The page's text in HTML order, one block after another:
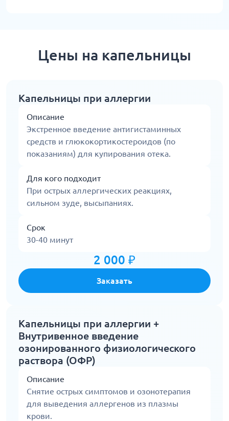
Цены на капельницы
Капельницы при аллергии
Описание
Экстренное введение антигистаминных
средств и глюкокортикостероидов (по
показаниям) для купирования отека.
Для кого подходит
При острых аллергических реакциях,
сильном зуде, высыпаниях.
Срок
30-40 минут
2 000 ₽
Заказать
Капельницы при аллергии +
Внутривенное введение
озонированного физиологического
раствора (ОФР)
Описание
Снятие острых симптомов и озонотерапия
для выведения аллергенов из плазмы
крови.